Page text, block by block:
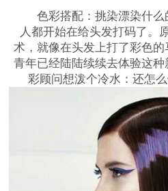
色彩搭配：挑染漂染什么
人都开始在给头发打码了。
术，就像在头发上打了彩色
青年已经陆陆续续去体验这
彩顾问想泼个冷水：还怎